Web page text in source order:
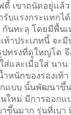
ตี้ เขาถนัดอยู่แล้ว
รับแรงกระแทกได้
กันทะลุ โดยมีพื้น
ท้าประเภทนี้ จะ
ทรงที่ดูใหญ่โต จึ
ส่และเมื่อใส่ นาน
ำหนักของรองเท้
แบบ นั้นพัฒนาขึ้
นใหม่ มีการออก
ขึ้นมาก รุ่นที่เบา